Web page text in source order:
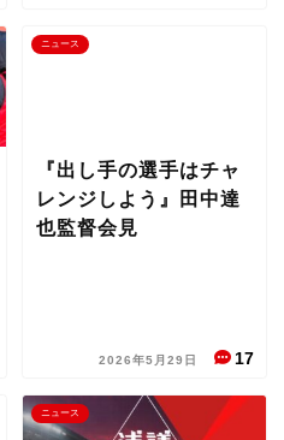
ニュース
『出し手の選手はチャ
レンジしよう』田中達
也監督会見
2026年5月29日 17
ニュース